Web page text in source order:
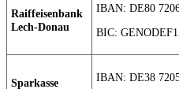
Raiffeisenbank
Lech-Donau
IBAN: DE80
BIC:
Sparkasse
IBAN: DE38